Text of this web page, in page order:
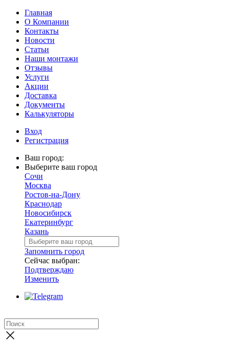
Главная
О Компании
Контакты
Новости
Статьи
Наши монтажи
Отзывы
Услуги
Акции
Доставка
Документы
Калькуляторы
Вход
Регистрация
Ваш город:
Выберите ваш город
Сочи
Москва
Ростов-на-Дону
Краснодар
Новосибирск
Екатеринбург
Казань
Запомнить город
Сейчас выбран:
Подтверждаю
Изменить